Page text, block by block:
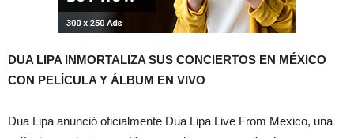
DUA LIPA INMORTALIZA SUS CONCIERTOS EN MÉXICO
CON PELÍCULA Y ÁLBUM EN VIVO
Dua Lipa anunció oficialmente Dua Lipa Live From Mexico, una